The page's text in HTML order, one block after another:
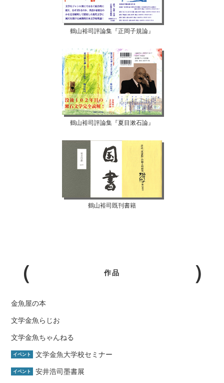
鶴山裕司評論集『正岡子規論』
鶴山裕司評論集『夏目漱石論』
鶴山裕司既刊書籍
作品
金魚屋の本
文学金魚らじお
文学金魚ちゃんねる
イベント 文学金魚大学校セミナー
イベント 安井浩司墨書展